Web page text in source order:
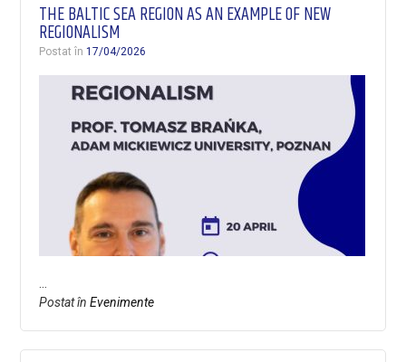
THE BALTIC SEA REGION AS AN EXAMPLE OF NEW
REGIONALISM
Postat în 17/04/2026
Postat înEvenimente